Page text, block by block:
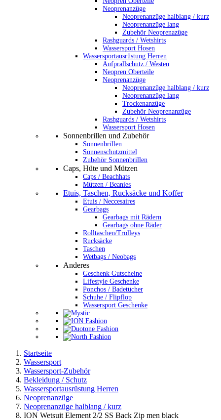
Neoprenanzüge
Neoprenanzüge halblang / kurz
Neoprenanzüge lang
Zubehör Neoprenazüge
Rashguards / Wetshirts
Wassersport Hosen
Wassersportausrüstung Herren
Aufprallschutz / Westen
Neopren Oberteile
Neoprenanzüge
Neoprenanzüge halblang / kurz
Neoprenanzüge lang
Trockenanzüge
Zubehör Neoprenanzüge
Rashguards / Wetshirts
Wassersport Hosen
Sonnenbrillen und Zubehör
Sonnenbrillen
Sonnenschutzmittel
Zubehör Sonnenbrillen
Caps, Hüte und Mützen
Caps / Beachhats
Mützen / Beanies
Etuis, Taschen, Rucksäcke und Koffer
Etuis / Neccesaires
Gearbags
Gearbags mit Rädern
Gearbags ohne Räder
Rolltaschen/Trolleys
Rucksäcke
Taschen
Wetbags / Neobags
Anderes
Geschenk Gutscheine
Lifestyle Geschenke
Ponchos / Badetücher
Schuhe / Flipflop
Wassersport Geschenke
Startseite
Wassersport
Wassersport-Zubehör
Bekleidung / Schutz
Wassersportausrüstung Herren
Neoprenanzüge
Neoprenanzüge halblang / kurz
ION Wetsuit Element 2/2 SS Back Zip men black